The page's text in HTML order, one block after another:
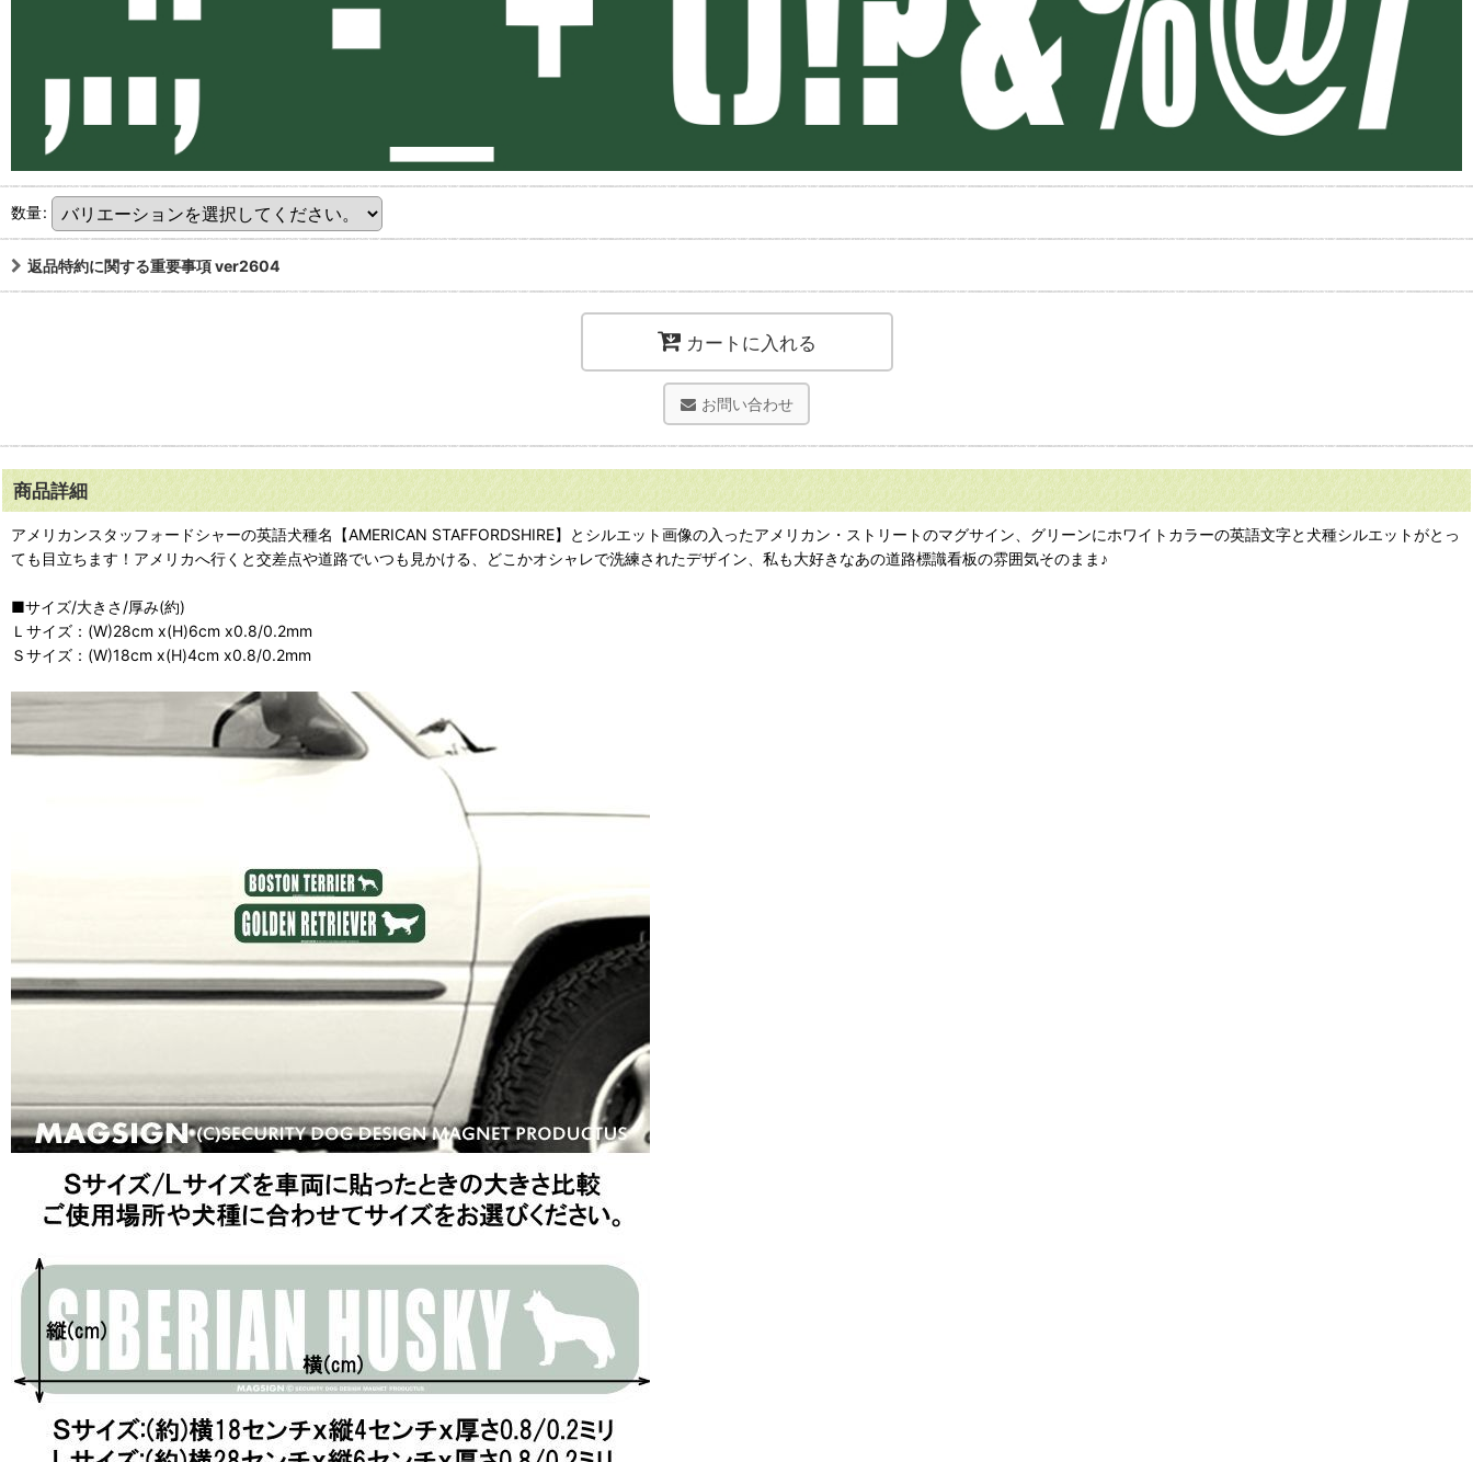
数量:
返品特約に関する重要事項 ver2604
カートに入れる
お問い合わせ
商品詳細
アメリカンスタッフォードシャーの英語犬種名【AMERICAN STAFFORDSHIRE】とシルエット画像の入ったアメリカン・ストリートのマグサイン、グリーンにホワイトカラーの英語文字と犬種シルエットがとっ
ても目立ちます！アメリカへ行くと交差点や道路でいつも見かける、どこかオシャレで洗練されたデザイン、私も大好きなあの道路標識看板の雰囲気そのまま♪
■サイズ/大きさ/厚み(約)
Ｌサイズ：(W)28cm x(H)6cm x0.8/0.2mm
Ｓサイズ：(W)18cm x(H)4cm x0.8/0.2mm